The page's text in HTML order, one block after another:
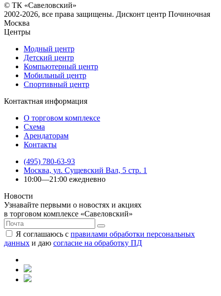
© ТК «Савеловский»
2002-2026, все права защищены. Дисконт центр Починочная
Москва
Центры
Модный центр
Детский центр
Компьютерный центр
Мобильный центр
Спортивный центр
Контактная информация
О торговом комплексе
Схема
Арендаторам
Контакты
(495) 780-63-93
Москва, ул. Сущевский Вал, 5 стр. 1
10:00—21:00 ежедневно
Новости
Узнавайте первыми о новостях и акциях
в торговом комплексе «Савеловский»
Я соглашаюсь с правилами обработки персональных
данных и даю согласие на обработку ПД